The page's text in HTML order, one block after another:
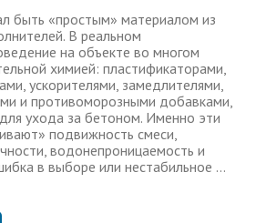
быть «простым» материалом из
В реальном
на объекте во многом
химией: пластификаторами,
ускорителями, замедлителями,
и противоморозными добавками,
ухода за бетоном. Именно эти
подвижность смеси,
водонепроницаемость и
в выборе или нестабильное …